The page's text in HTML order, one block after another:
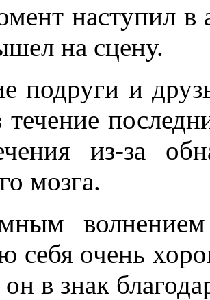
наступил в
на сцену.
подруги и
течение
из-за
мозга.
себя очень
в знак